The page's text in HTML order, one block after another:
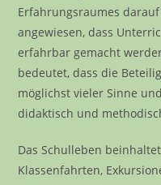
Erfahrungsraumes darauf
angewiesen, dass
erfahrbar gemacht
bedeutet, dass die
möglichst vieler Sinne
didaktisch und
Das Schulleben
Klassenfahrten,